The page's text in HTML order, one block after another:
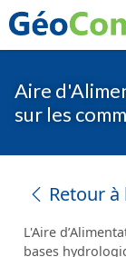
Aire
sur les
Retour
L'Aire
bases